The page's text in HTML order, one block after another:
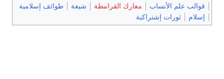
قوالب علم الأنساب
معارك القرامطة شيعة
طوائف إسلامية
إسلام
ثورات إشتراكية